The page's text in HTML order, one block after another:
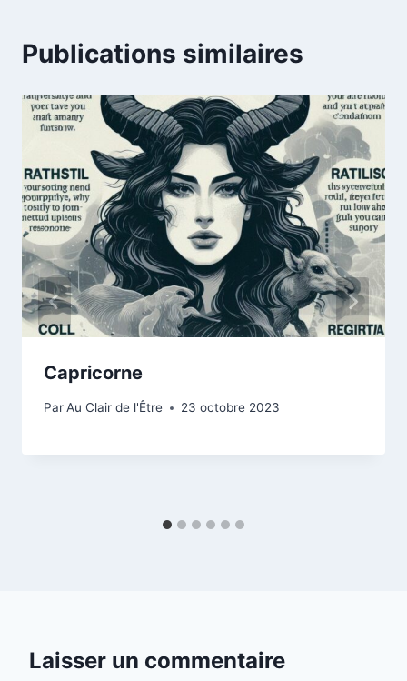
Publications similaires
Capricorne
ParAu Clair de l'Être 23 octobre 2023
Laisser un commentaire